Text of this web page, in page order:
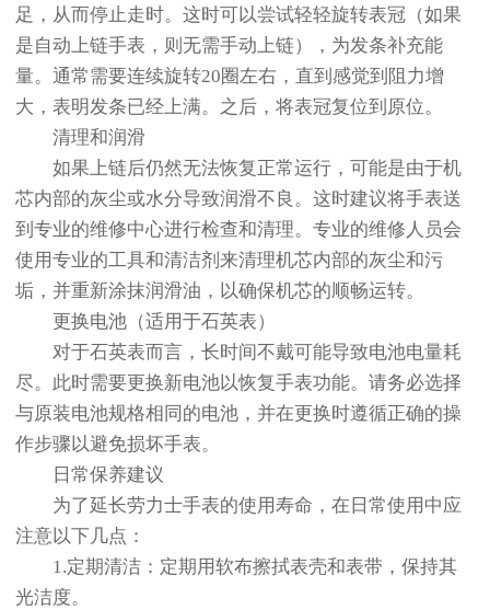
足，从而停止走时。这时可以尝试轻轻旋转表冠（如果
是自动上链手表，则无需手动上链），为发条补充能
量。通常需要连续旋转20圈左右，直到感觉到阻力增
大，表明发条已经上满。之后，将表冠复位到原位。
清理和润滑
如果上链后仍然无法恢复正常运行，可能是由于机
芯内部的灰尘或水分导致润滑不良。这时建议将手表送
到专业的维修中心进行检查和清理。专业的维修人员会
使用专业的工具和清洁剂来清理机芯内部的灰尘和污
垢，并重新涂抹润滑油，以确保机芯的顺畅运转。
更换电池（适用于石英表）
对于石英表而言，长时间不戴可能导致电池电量耗
尽。此时需要更换新电池以恢复手表功能。请务必选择
与原装电池规格相同的电池，并在更换时遵循正确的操
作步骤以避免损坏手表。
日常保养建议
为了延长劳力士手表的使用寿命，在日常使用中应
注意以下几点：
1.定期清洁：定期用软布擦拭表壳和表带，保持其
光洁度。